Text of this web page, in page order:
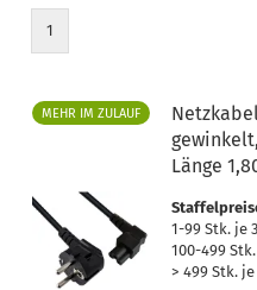
1
MEHR IM ZULAUF
Länge
1-99 Stk. je
100-499
> 499 Stk. je